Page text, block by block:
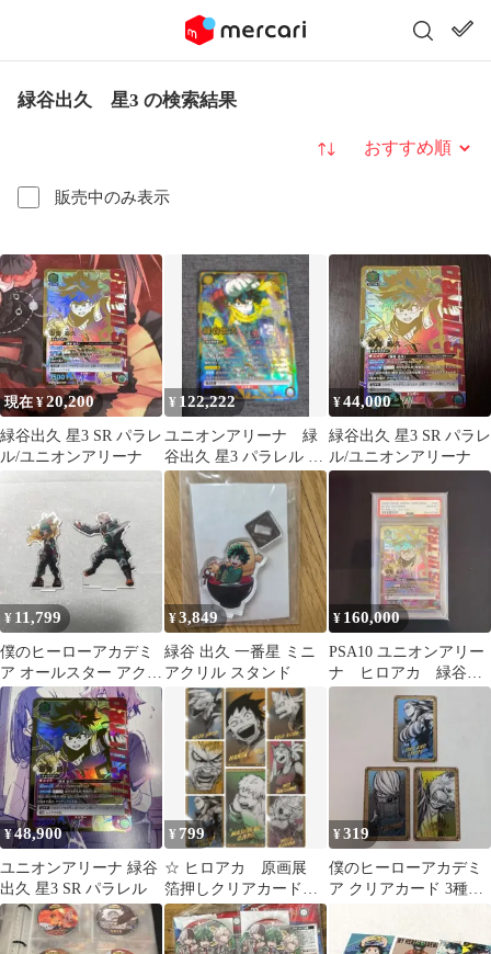
緑谷出久 星3 の検索結果
販売中のみ表示
並び替え
現在 ¥20,200
緑谷出久 星3 SR パラレ
ル/ユニオンアリーナ
¥ 122,222
ユニオンアリーナ 緑
谷出久 星3 パラレル ヒ
ロアカ
¥44,000
緑谷出久 星3 SR パラレ
ル/ユニオンアリーナ
¥ 11,799
僕のヒーローアカデミ
ア オールスター アクリ
ルスタンド 原画展 緑谷
爆豪
¥3,849
緑谷 出久 一番星 ミニ
アクリル スタンド
¥ 160,000
PSA10 ユニオンアリー
ナ ヒロアカ 緑谷出
久 パラレル SR 星
¥48,900
ユニオンアリーナ 緑谷
出久 星3 SR パラレル
¥ 799
☆ ヒロアカ 原画展
箔押しクリアカード 1
年A組 発目明
¥319
僕のヒーローアカデミ
ア クリアカード 3種セ
トライプ他）